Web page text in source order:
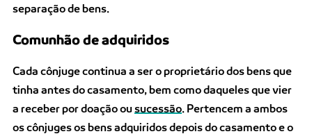
separação de bens.
Comunhão de adquiridos
Cada cônjuge continua a ser o proprietário dos bens que
tinha antes do casamento, bem como daqueles que vier
a receber por doação ousucessão . Pertencem a ambos
os cônjuges os bens adquiridos depois do casamento e o